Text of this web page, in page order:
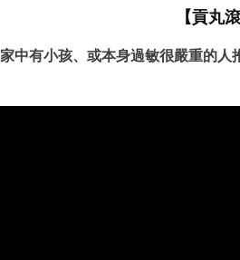
【貢丸
中有小孩、或本身過敏很嚴重的